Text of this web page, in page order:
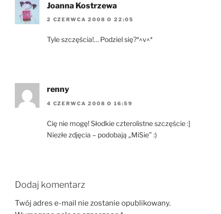
Joanna Kostrzewa
2 CZERWCA 2008 O 22:05
Tyle szczęścia!… Podziel się?*^v^*
renny
4 CZERWCA 2008 O 16:59
Cię nie mogę! Słodkie czterolistne szczęście :]
Niezłe zdjęcia – podobają „MiSie” :)
Dodaj komentarz
Twój adres e-mail nie zostanie opublikowany.